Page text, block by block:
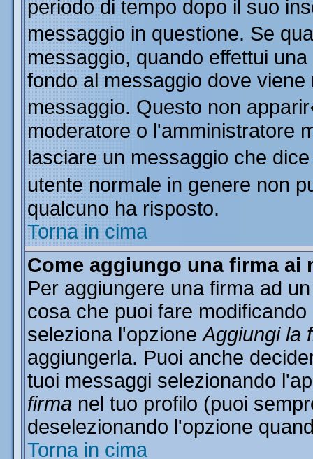
periodo di tempo dopo il suo
messaggio in questione. Se
messaggio, quando effettui
fondo al messaggio dove
messaggio. Questo non
moderatore o l'amministratore
lasciare un messaggio che
utente normale in genere non
qualcuno ha risposto.
Torna in cima
Come aggiungo una firma ai
Per aggiungere una firma ad
cosa che puoi fare
seleziona l'opzioneAggiungi la
aggiungerla. Puoi anche
tuoi messaggi selezionando
firma nel tuo profilo (puoi
deselezionando l'opzione
Torna in cima